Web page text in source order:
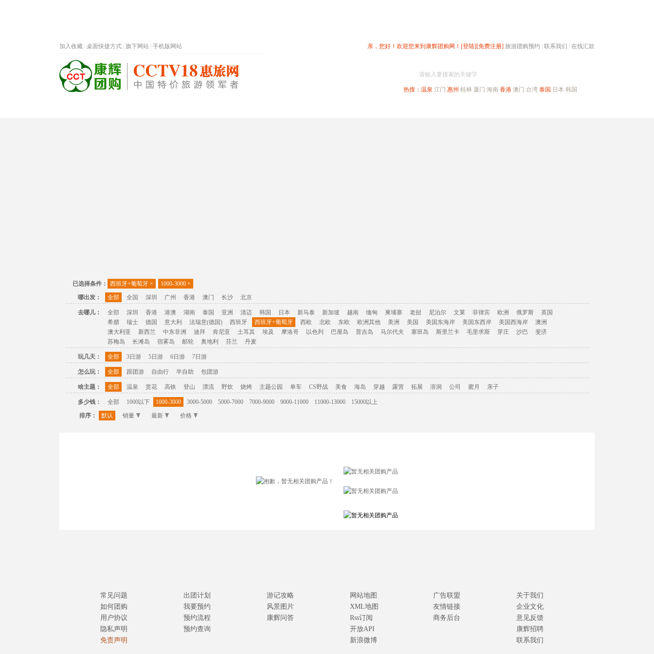
亲，您好！欢迎您来到康辉团购网！ [登陆][免费注册] 旅游团购预约 联系我们 在线汇款
加入收藏 桌面快捷方式 旗下网站 手机版网站
请输入要搜索的关键字
热搜： 温泉 江门 惠州 桂林 厦门 海南 香港 澳门 台湾 泰国 日本 韩国
已选择条件： 西班牙+葡萄牙 × 1000-3000 ×
哪出发：
全部 全国 深圳 广州 香港 澳门 长沙 北京
去哪儿： 全部 深圳 香港 港澳 湖南 泰国 亚洲 清迈 韩国 日本 新马泰 新加坡 越南 缅甸 柬埔寨 老挝 尼泊尔 文莱 菲律宾 欧洲 俄罗斯
英国
希腊
瑞士 德国 意大利 法瑞意(德国) 西班牙 西班牙+葡萄牙 西欧 北欧 东欧 欧洲其他 美洲 美国 美国东海岸 美国东西岸 美国西海岸
澳洲
澳大利亚
新西兰 中东非洲 迪拜 肯尼亚 土耳其 埃及 摩洛哥 以色列 巴厘岛 普吉岛 马尔代夫 塞班岛 斯里兰卡 毛里求斯 芽庄 沙巴
斐济
苏梅岛
长滩岛 宿雾岛 邮轮 奥地利 芬兰 丹麦
玩几天： 全部 3日游 5日游 6日游 7日游
怎么玩： 全部 跟团游 自由行 半自助 包团游
啥主题： 全部 温泉 赏花 高铁 登山 漂流 野炊 烧烤 主题公园 单车 CS野战 美食 海岛 穿越 露营 拓展 溶洞 公司 蜜月 亲子
多少钱： 全部 1000以下 1000-3000 3000-5000 5000-7000 7000-9000 9000-11000 11000-13000
15000以上
排序：
默认 销量 最新 价格
常见问题
如何团购
用户协议
隐私声明
免责声明
出团计划
我要预约
预约流程
预约查询
游记攻略
风景图片
康辉问答
网站地图
XML地图
Rss订阅
开放API
新浪微博
广告联盟
友情链接
商务后台
关于我们
企业文化
意见反馈
康辉招聘
联系我们